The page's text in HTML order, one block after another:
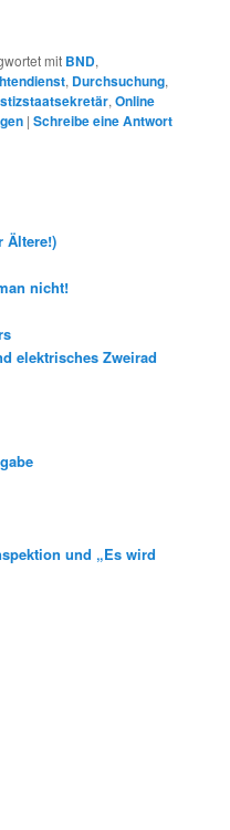
mit BND,
, Durchsuchung,
,Online
|Schreibe eine Antwort
Ältere!)
nicht!
elektrisches Zweirad
und „Es wird